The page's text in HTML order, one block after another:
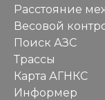
Расстояние
Весовой
Поиск АЗС
Трассы
Карта АГНКС
Информер